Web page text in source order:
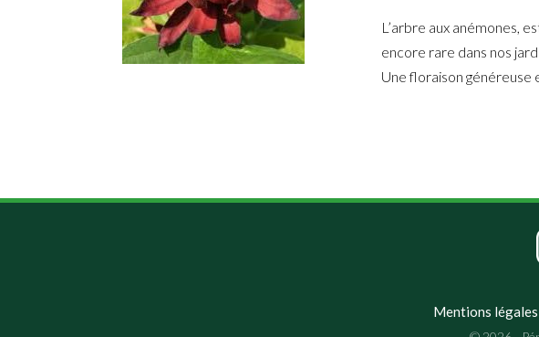
L’arbre aux anémones,
encore rare dans nos
Une floraison généreuse
Mentions légales